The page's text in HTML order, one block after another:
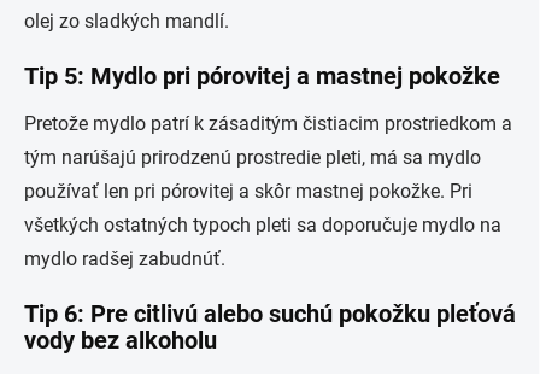
olej zo sladkých mandlí.
Tip 5: Mydlo pri pórovitej a mastnej pokožke
Pretože mydlo patrí k zásaditým čistiacim prostriedkom a
tým narúšajú prirodzenú prostredie pleti, má sa mydlo
používať len pri pórovitej a skôr mastnej pokožke. Pri
všetkých ostatných typoch pleti sa doporučuje mydlo na
mydlo radšej zabudnúť.
Tip 6: Pre citlivú alebo suchú pokožku pleťová
vody bez alkoholu